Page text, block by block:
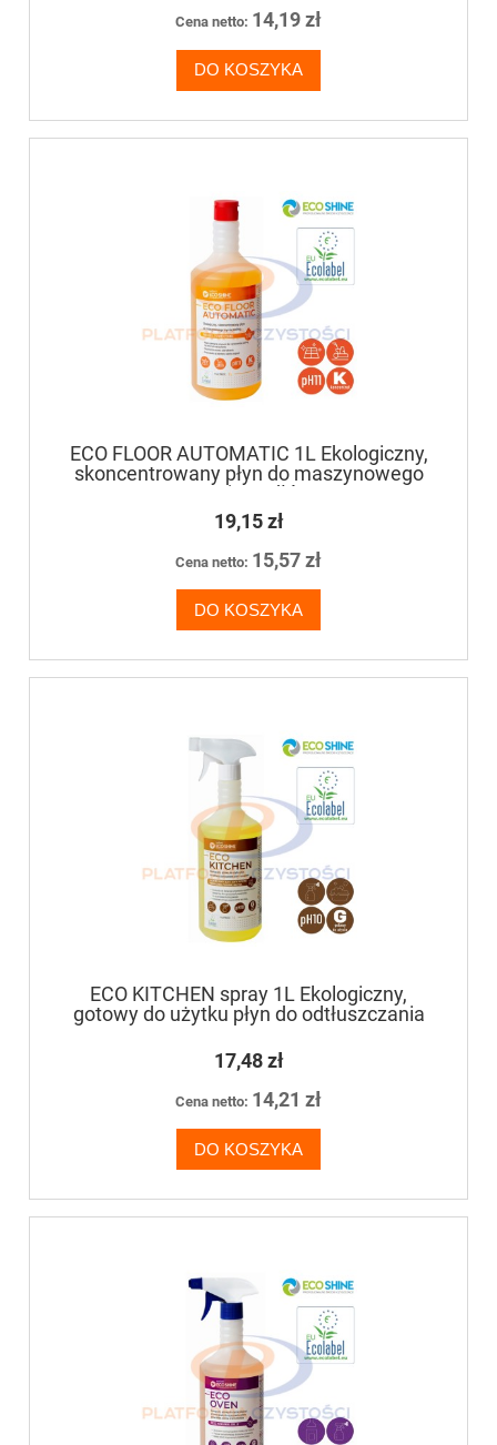
Cena netto: 14,19 zł
DO KOSZYKA
ECO FLOOR AUTOMATIC 1L Ekologiczny,
skoncentrowany płyn do maszynowego
mycia podłóg
19,15 zł
Cena netto: 15,57 zł
DO KOSZYKA
ECO KITCHEN spray 1L Ekologiczny,
gotowy do użytku płyn do odtłuszczania
powierzchni i urządzeń
17,48 zł
Cena netto: 14,21 zł
DO KOSZYKA